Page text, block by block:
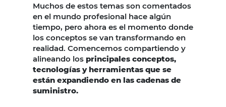
Muchos de estos temas son comentados
en el mundo profesional hace algún
tiempo, pero ahora es el momento donde
los conceptos se van transformando en
realidad. Comencemos compartiendo y
alineando los principales conceptos,
tecnologías y herramientas que se
están expandiendo en las cadenas de
suministro.